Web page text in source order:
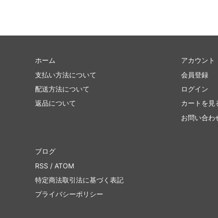
ホーム
支払い方法について
配送方法について
返品について
アカウント
会員登録
ログイン
カートを見
お問い合わ
ブログ
RSS / ATOM
特定商法取引法に基づく表記
プライバシーポリシー